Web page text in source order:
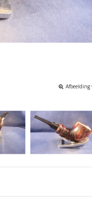
Afbeelding